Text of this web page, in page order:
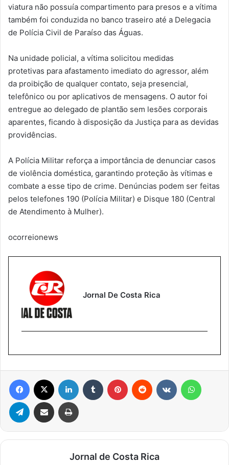
viatura não possuía compartimento para presos e a vítima
também foi conduzida no banco traseiro até a Delegacia
de Polícia Civil de Paraíso das Águas.
Na unidade policial, a vítima solicitou medidas
protetivas para afastamento imediato do agressor, além
da proibição de qualquer contato, seja presencial,
telefônico ou por aplicativos de mensagens. O autor foi
entregue ao delegado de plantão sem lesões corporais
aparentes, ficando à disposição da Justiça para as devidas
providências.
A Polícia Militar reforça a importância de denunciar casos
de violência doméstica, garantindo proteção às vítimas e
combate a esse tipo de crime. Denúncias podem ser feitas
pelos telefones 190 (Polícia Militar) e Disque 180 (Central
de Atendimento à Mulher).
ocorreionews
Jornal De Costa Rica
Facebook Linkedin Tumblr Pinterest Reddit
Telegram Compartilhar via e-mail Imprimir
Jornal de Costa Rica